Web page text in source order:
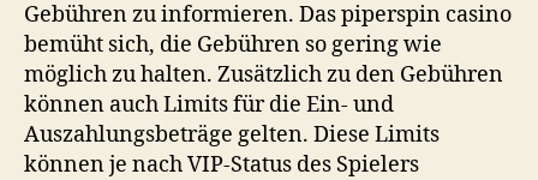
Gebühren zu informieren. Daspiperspin casino
bemüht sich, die Gebühren so gering wie
möglich zu halten. Zusätzlich zu den Gebühren
können auch Limits für die Ein- und
Auszahlungsbeträge gelten. Diese Limits
können je nach VIP-Status des Spielers